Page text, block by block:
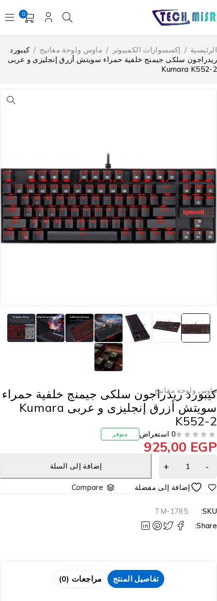
0
/ إكسسوارات الكمبيوتر ماوس ولوحة مفاتيح
كيبورد
سلكى جيمنج خلفية حمراء سويتش أزرق إنجليزى و عربى
Kumara K552-
ولوحة مفاتيحريدراجون سلكى جيمنج خلفية حمراء
سويتش أزرق إنجليزى و عربى Kumara
K552-
0 استعراض متوفر
925,00
إضافة إلى السلة
Compare
TM-1785
تفاصيل المنتج مراجعات (0)